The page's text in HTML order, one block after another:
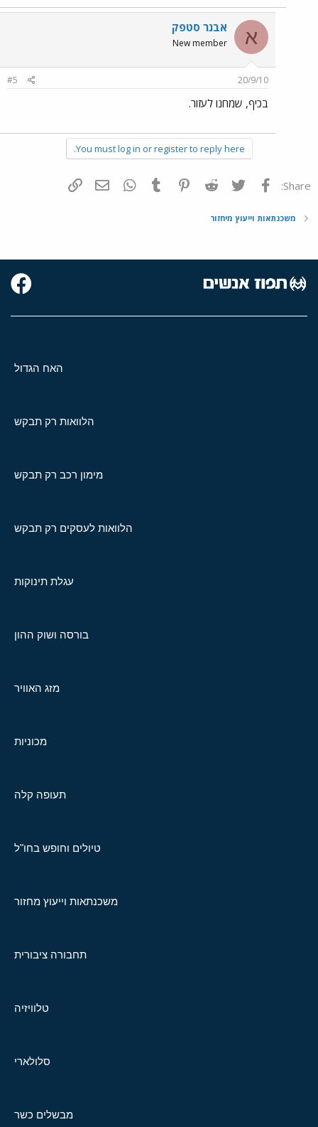
א אבנר סטפק
New member
20/9/10
#5
בכיף, שמחנו לעזור.
You must log in or register to reply here.
Share: פייסבוק Twitter
Reddit
Pinterest
Tumblr
WhatsAppדואר אלקטרוני
משכנתאות וייעוץ מיחזור
האח הגדול
הלוואות רק תבקש
מימון רכב רק תבקש
הלוואות לעסקים רק תבקש
עגלת תינוקות
בורסה ושוק ההון
מזג האוויר
מכוניות
תעופה קלה
טיולים וחופש בחו"ל
משכנתאות וייעוץ מחזור
תחבורה ציבורית
טלוויזיה
סלולארי
מבשלים כשר